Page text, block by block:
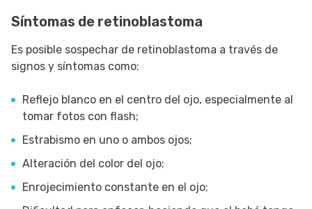
Síntomas de retinoblastoma
Es posible sospechar de retinoblastoma a través de
signos y síntomas como:
Reflejo blanco en el centro del ojo, especialmente al
tomar fotos con flash;
Estrabismo en uno o ambos ojos;
Alteración del color del ojo;
Enrojecimiento constante en el ojo;